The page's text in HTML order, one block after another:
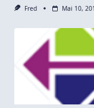
Fred Mai 10,